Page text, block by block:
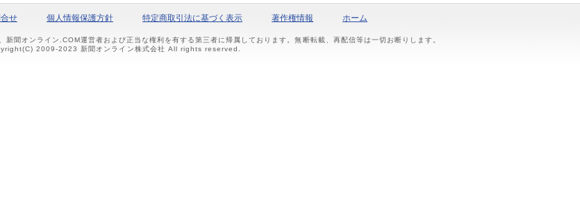
せ 個人情報保護方針 特定商取引法に基づく表示 著作権情報 ホーム
聞オンライン.COM運営者および正当な権利を有する第三者に帰属しております。無断転載、再配信等は一切お断りします。
2009-2023 新聞オンライン株式会社 All rights reserved.